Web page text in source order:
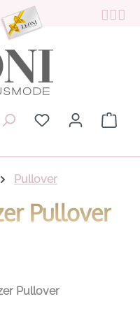
Du hast 0
Pullover
Pullover